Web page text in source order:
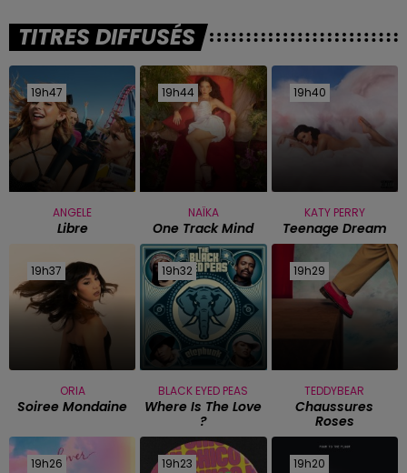
TITRES DIFFUSÉS
19h47
19h47
ANGELE
Libre
19h44
19h44
NAÏKA
One Track Mind
19h40
19h40
KATY PERRY
Teenage Dream
19h37
19h37
ORIA
Soiree Mondaine
19h32
19h32
BLACK EYED PEAS
Where Is The Love
?
19h29
19h29
TEDDYBEAR
Chaussures
Roses
19h26
19h26 19h23
19h23 19h20
19h20